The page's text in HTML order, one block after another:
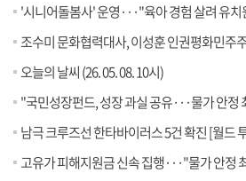
'시니어돌봄사' 운영···"육아 경험 살려 유
조수미 문화협력대사, 이성훈 인권평화민주
오늘의 날씨 (26. 05. 08. 10시)
"국민성장펀드, 성장 과실 공유···물가 안정
남극 크루즈선 한타바이러스 5건 확진 [월드
고유가 피해지원금 신속 집행···"물가 안정